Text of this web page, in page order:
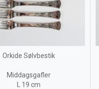
Orkide Sølvbestik
Middagsgafler
L 19 cm